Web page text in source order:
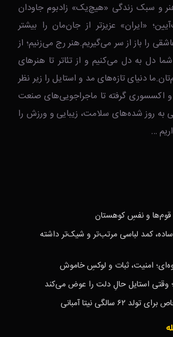
و سبک زندگی‌ «هیچ‌یک» زادبوم جاودان
«ایران» عزیزتر از جان‌مان را بیشتر
را باز از سر می‌گیریم.هنر رج می‌زنیم؛ از
دل به دل می‌کنیم و از تئاتر تا هنرهای
دنیای تازه‌های مد و استایل را زیر نظر
و اکسسوری گرفته تا ماجراجویی‌های صنعت
روز شده‌های سلامت، زیبایی و ورزش را
…
قوم‌ها و نفسِ کوهستان
کمد لباسی مرتب‌تر و شیک‌تر داشته
امنیت، ثبات و لوکسِ خاموش
وقتی استایل حالِ دلت را عوض می‌کند
سالگی نیتا آمبانی